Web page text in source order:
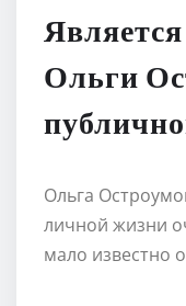
Ольги
Ольга
личной жизни
мало известно